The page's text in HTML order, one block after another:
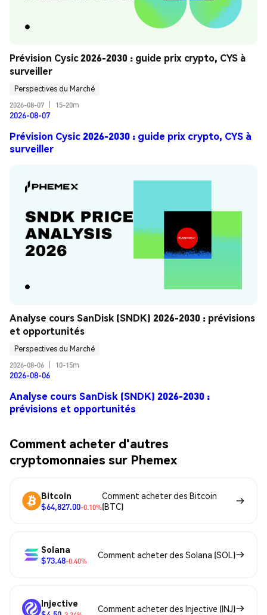
Prévision Cysic 2026-2030 : guide prix crypto, CYS à
surveiller
Perspectives du Marché
2026-08-07
15-20m
2026-08-07
Prévision Cysic 2026-2030 : guide prix crypto, CYS à
surveiller
Analyse cours SanDisk (SNDK) 2026-2030 : prévisions
et opportunités
Perspectives du Marché
2026-08-06
10-15m
2026-08-06
Analyse cours SanDisk (SNDK) 2026-2030 :
prévisions et opportunités
Comment acheter d'autres
cryptomonnaies sur Phemex
Bitcoin
$64,827.00-0.10%
Comment acheter des Bitcoin
(BTC)
Solana
$73.48-0.40%
Comment acheter des Solana (SOL)
Injective
Comment acheter des Injective (INJ)